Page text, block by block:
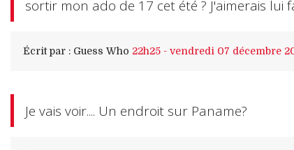
sortir mon ado de 17 cet été ? J'aimerais lui
Écrit par : Guess Who 22h25- vendredi 07 décembre
Je vais voir.... Un endroit sur Paname?